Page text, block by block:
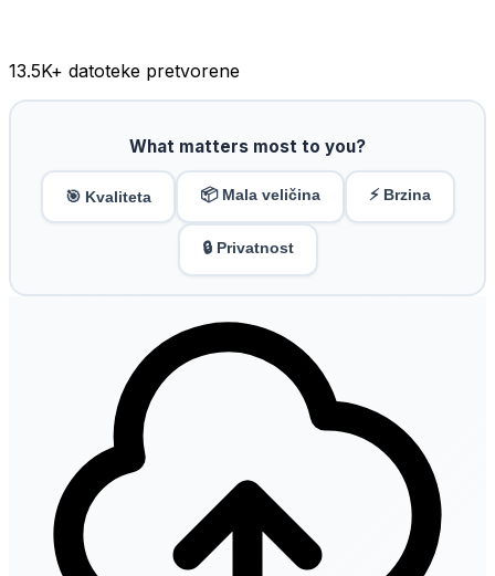
13.5K+ datoteke pretvorene
What matters most to you?
🎯 Kvaliteta 📦 Mala veličina ⚡ Brzina
🔒 Privatnost